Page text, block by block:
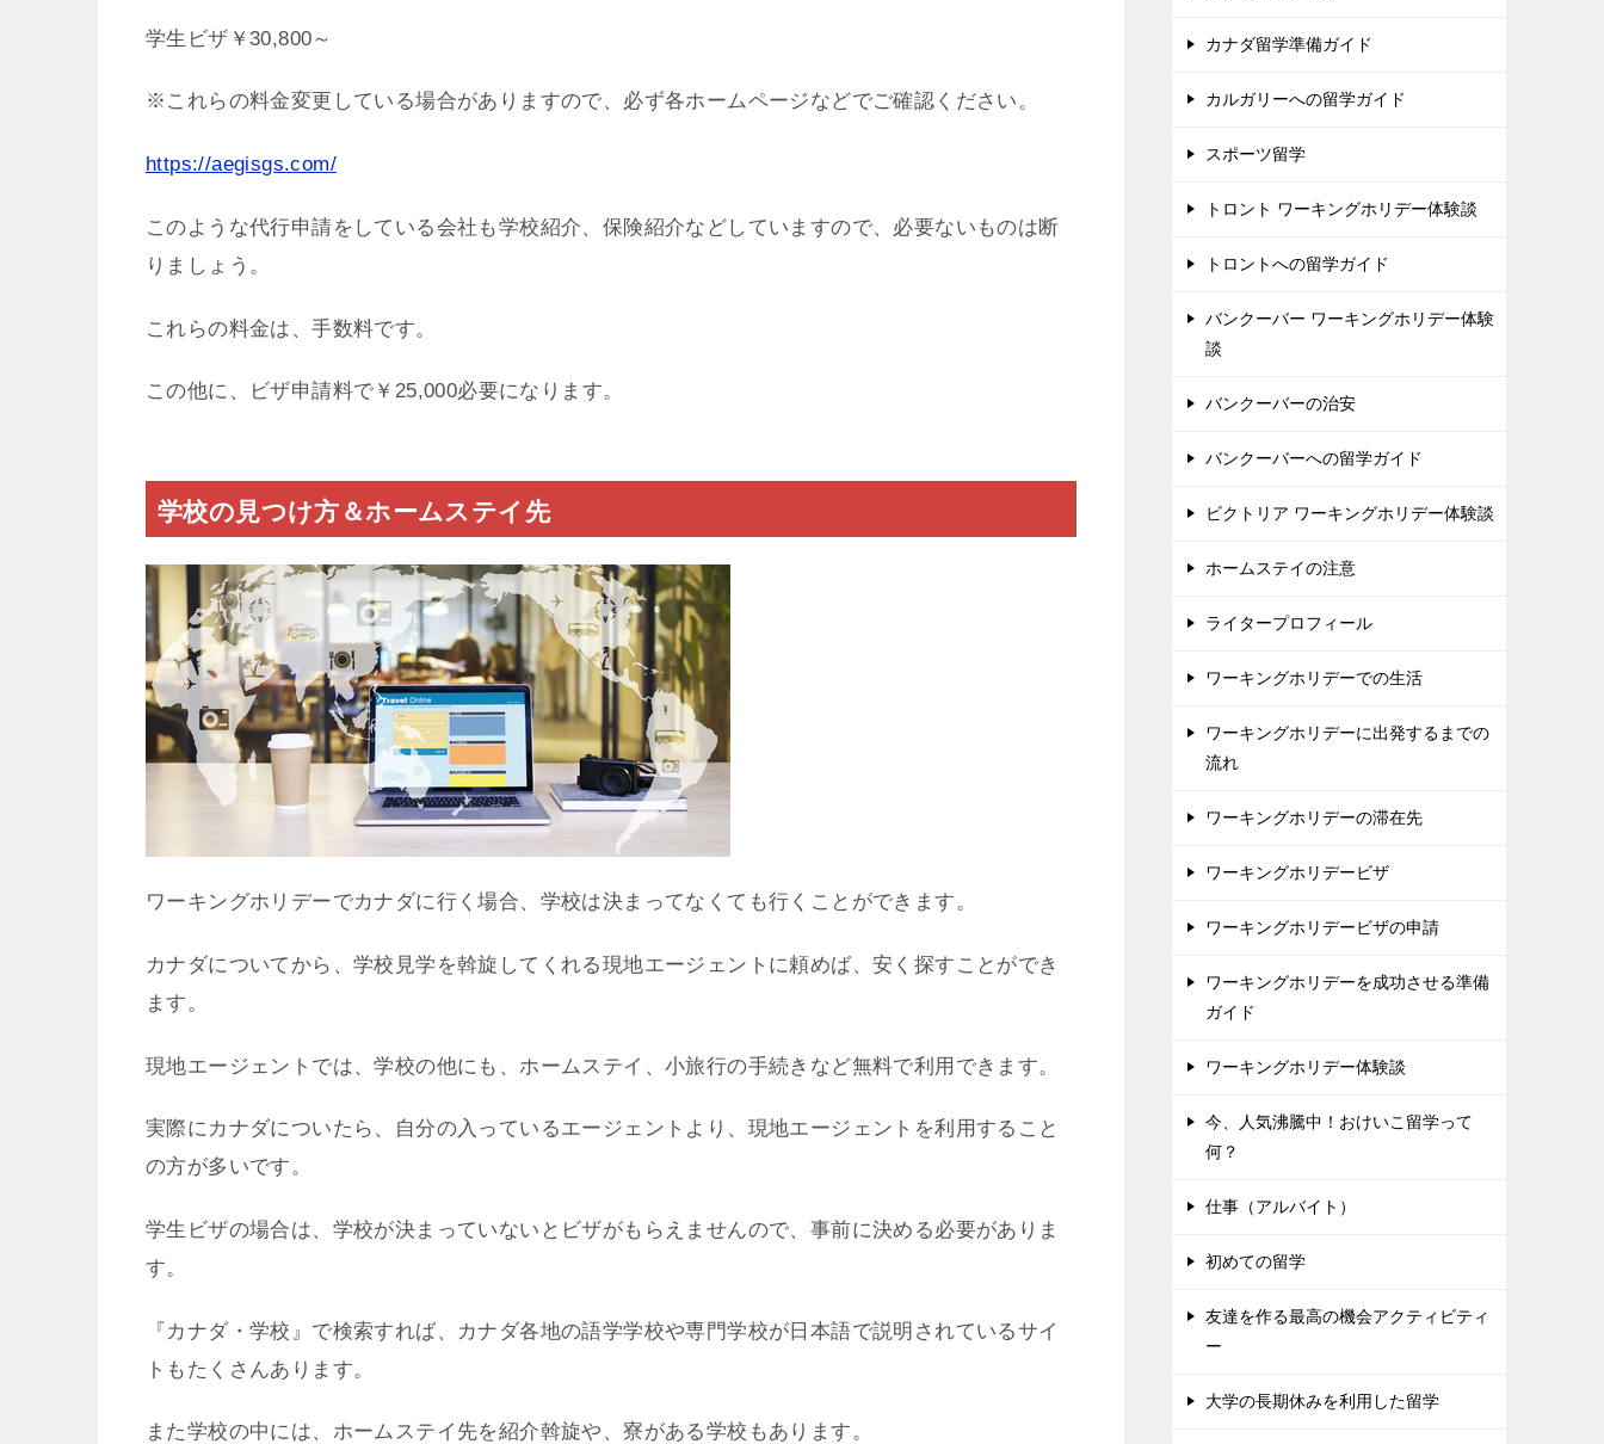
学生ビザ￥30,800～
※これらの料金変更している場合がありますので、必ず各ホームページなどでご確認ください。
https://aegisgs.com/
このような代行申請をしている会社も学校紹介、保険紹介などしていますので、必要ないものは断
りましょう。
これらの料金は、手数料です。
この他に、ビザ申請料で￥25,000必要になります。
学校の見つけ方＆ホームステイ先
ワーキングホリデーでカナダに行く場合、学校は決まってなくても行くことができます。
カナダについてから、学校見学を斡旋してくれる現地エージェントに頼めば、安く探すことができ
ます。
現地エージェントでは、学校の他にも、ホームステイ、小旅行の手続きなど無料で利用できます。
実際にカナダについたら、自分の入っているエージェントより、現地エージェントを利用すること
の方が多いです。
学生ビザの場合は、学校が決まっていないとビザがもらえませんので、事前に決める必要がありま
す。
『カナダ・学校』で検索すれば、カナダ各地の語学学校や専門学校が日本語で説明されているサイ
トもたくさんあります。
また学校の中には、ホームステイ先を紹介斡旋や、寮がある学校もあります。
カナダ留学準備ガイド
カルガリーへの留学ガイド
スポーツ留学
トロント ワーキングホリデー体験談
トロントへの留学ガイド
バンクーバー ワーキングホリデー体験
談
バンクーバーの治安
バンクーバーへの留学ガイド
ビクトリア ワーキングホリデー体験談
ホームステイの注意
ライタープロフィール
ワーキングホリデーでの生活
ワーキングホリデーに出発するまでの
流れ
ワーキングホリデーの滞在先
ワーキングホリデービザ
ワーキングホリデービザの申請
ワーキングホリデーを成功させる準備
ガイド
ワーキングホリデー体験談
今、人気沸騰中！おけいこ留学って
何？
仕事（アルバイト）
初めての留学
友達を作る最高の機会アクティビティ
ー
大学の長期休みを利用した留学